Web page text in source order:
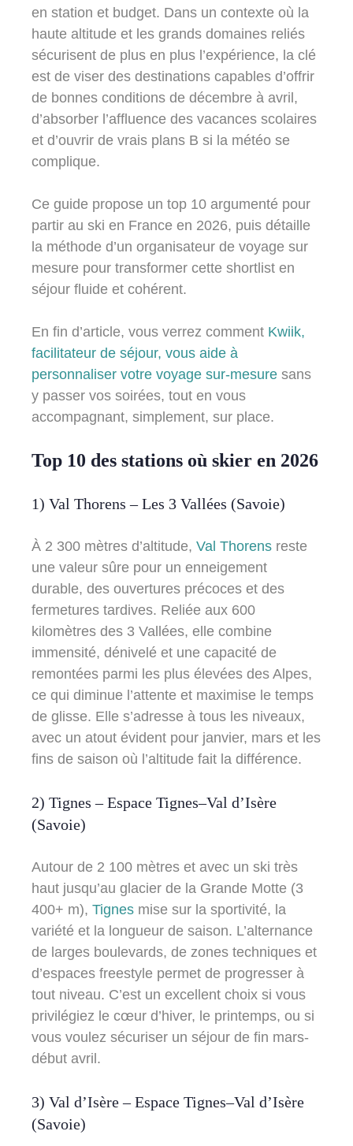
en station et budget. Dans un contexte où la
haute altitude et les grands domaines reliés
sécurisent de plus en plus l’expérience, la clé
est de viser des destinations capables d’offrir
de bonnes conditions de décembre à avril,
d’absorber l’affluence des vacances scolaires
et d’ouvrir de vrais plans B si la météo se
complique.
Ce guide propose un top 10 argumenté pour
partir au ski en France en 2026, puis détaille
la méthode d’un organisateur de voyage sur
mesure pour transformer cette shortlist en
séjour fluide et cohérent.
En fin d’article, vous verrez comment Kwiik,
facilitateur de séjour, vous aide à
personnaliser votre voyage sur-mesure sans
y passer vos soirées, tout en vous
accompagnant, simplement, sur place.
Top 10 des stations où skier en 2026
1) Val Thorens – Les 3 Vallées (Savoie)
À 2 300 mètres d’altitude, Val Thorens reste
une valeur sûre pour un enneigement
durable, des ouvertures précoces et des
fermetures tardives. Reliée aux 600
kilomètres des 3 Vallées, elle combine
immensité, dénivelé et une capacité de
remontées parmi les plus élevées des Alpes,
ce qui diminue l’attente et maximise le temps
de glisse. Elle s’adresse à tous les niveaux,
avec un atout évident pour janvier, mars et les
fins de saison où l’altitude fait la différence.
2) Tignes – Espace Tignes–Val d’Isère
(Savoie)
Autour de 2 100 mètres et avec un ski très
haut jusqu’au glacier de la Grande Motte (3
400+ m), Tignes mise sur la sportivité, la
variété et la longueur de saison. L’alternance
de larges boulevards, de zones techniques et
d’espaces freestyle permet de progresser à
tout niveau. C’est un excellent choix si vous
privilégiez le cœur d’hiver, le printemps, ou si
vous voulez sécuriser un séjour de fin mars-
début avril.
3) Val d’Isère – Espace Tignes–Val d’Isère
(Savoie)